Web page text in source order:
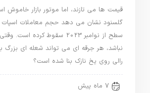
قیمت ها می تازند، اما موتور بازار خاموش
گلسنود نشان می دهد حجم معاملات اسپات
سطح از نوامبر 2023 سقوط کرده
نباشد، هر جرقه ای می تواند شعله ای بزرگ
رالی روی یخ نازک بنا شده است؟
7 ماه پیش